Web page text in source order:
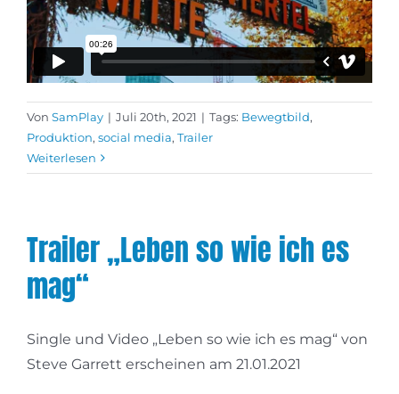
Von SamPlay | Juli 20th, 2021 | Tags: Bewegtbild,
Produktion, social media, Trailer
Weiterlesen
Trailer „Leben so wie ich es
mag“
Single und Video „Leben so wie ich es mag“ von
Steve Garrett erscheinen am 21.01.2021